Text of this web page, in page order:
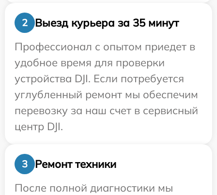
2
Выезд курьера за 35 минут
Профессионал с опытом приедет в
удобное время для проверки
устройства DJI. Если потребуется
углубленный ремонт мы обеспечим
перевозку за наш счет в сервисный
центр DJI.
3
Ремонт техники
После полной диагностики мы